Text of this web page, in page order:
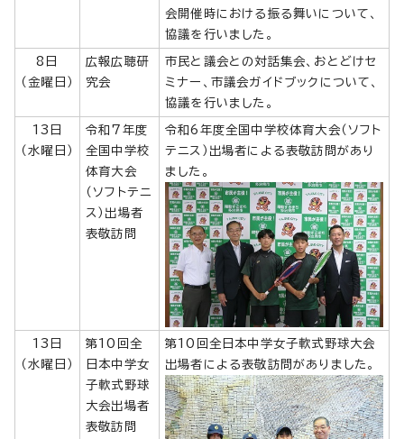
会開催時における振る舞いについて、
協議を行いました。
8日
（金曜日）
広報広聴研
究会
市民と議会との対話集会、おとどけセ
ミナー、市議会ガイドブックについて、
協議を行いました。
13日
（水曜日）
令和7年度
全国中学校
体育大会
（ソフトテニ
ス）出場者
表敬訪問
令和6年度全国中学校体育大会（ソフト
テニス）出場者による表敬訪問があり
ました。
13日
（水曜日）
第10回全
日本中学女
子軟式野球
大会出場者
表敬訪問
第10回全日本中学女子軟式野球大会
出場者による表敬訪問がありました。